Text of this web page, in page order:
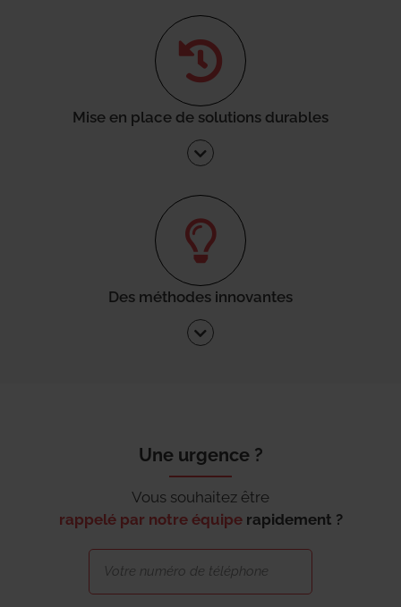
Mise en place de solutions durables
Des méthodes innovantes
Une urgence ?
Vous souhaitez être
rappelé par notre équipe rapidement ?